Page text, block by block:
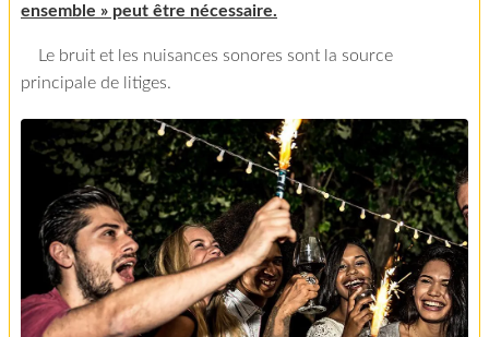
ensemble » peut être nécessaire.
Le bruit et les nuisances sonores sont la source
principale de litiges.